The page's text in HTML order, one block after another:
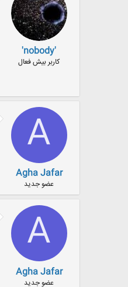
'nobody'
کاربر بیش فعال
A
Agha Jafar
عضو جدید
A
Agha Jafar
عضو جدید